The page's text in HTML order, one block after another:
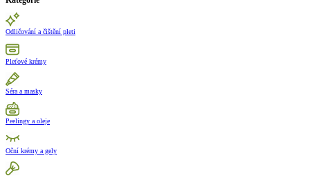
Odličování a čištění pleti
Pleťové krémy
Séra a masky
Peelingy a oleje
Oční krémy a gely